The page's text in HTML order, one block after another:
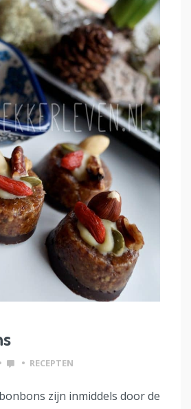
• RECEPTEN
zijn inmiddels door de